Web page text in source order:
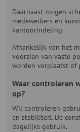
Daarnaast zorgen
medewerkers en
kantoorindeling.
Afhankelijk van het
voorzien van vaste
worden verplaatst of
Waar controleren
op?
Wij controleren
en stabiliteit. De
dagelijks gebruik.